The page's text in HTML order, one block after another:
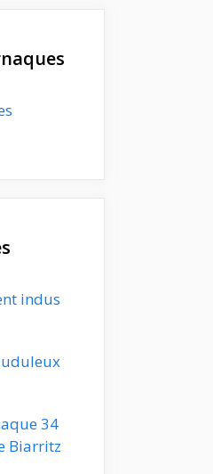
indus
34
Biarritz